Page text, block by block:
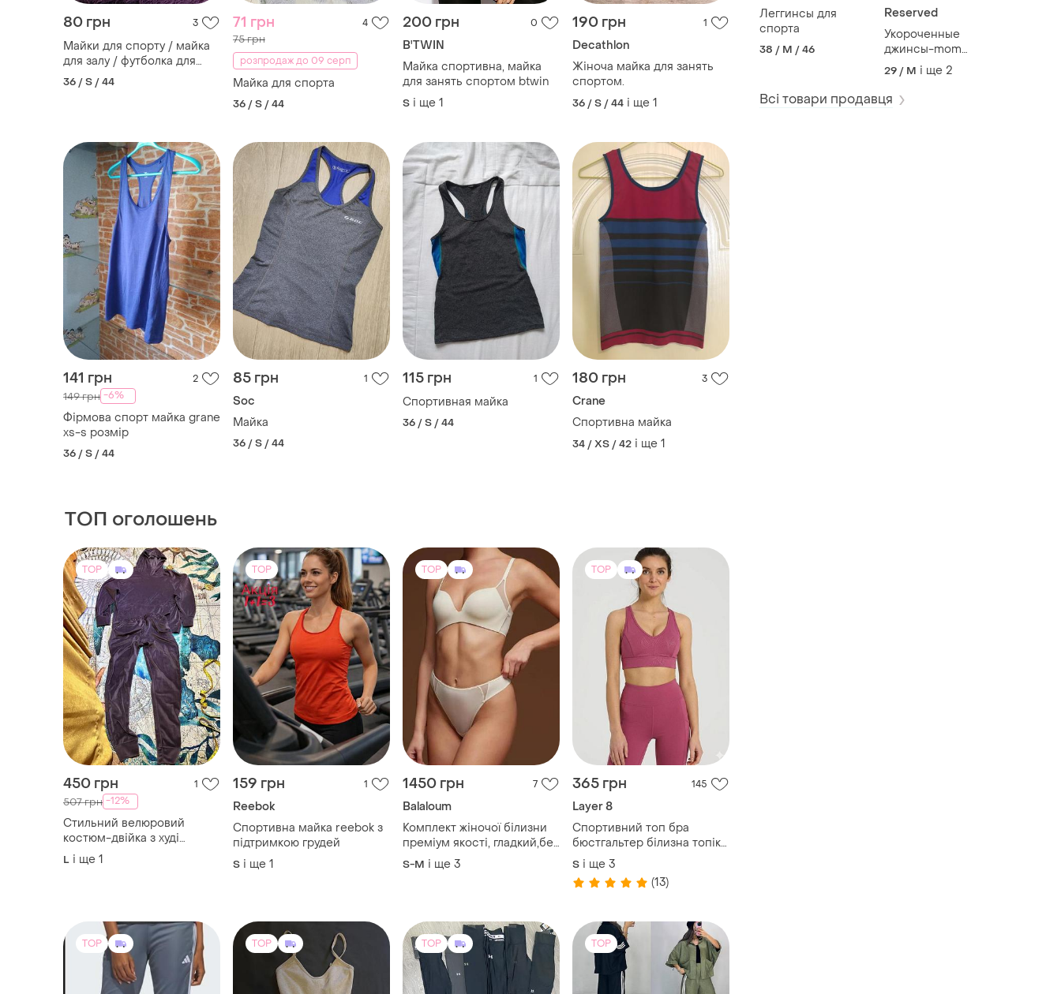
Леггинсы для
спорта
38 / M / 46
Reserved
Укороченные
джинсы-mom
reserved
29 / M і ще 2
Всі товари продавця
і ще 1 36 / S / 44 і ще 1
141 грн 2
149 грн -6%
Фірмова спорт майка grane
xs-s розмір
36 / S / 44
85 грн
Soc
Майка
36 / S / 44
115 грн 1
Спортивная майка
36 / S / 44
180 грн 3
Спортивна майка
34 / XS / 42 і ще 1
ТОП оголошень
450 грн 1
507 грн -12%
Стильний велюровий
костюм-двійка з худі
(глибокий сливово-
і ще 1
159 грн 1
Reebok
Спортивна майка reebok з
підтримкою грудей
і ще 1
1450 грн
Balaloum
Комплект жіночої білизни
преміум якості, гладкий,без
кісточки,dcmr balaloum
S-M і ще 3
365 грн 145
Layer 8
Спортивний топ бра
бюстгальтер білизна топік
базова спорт сток layer 8
і ще 3
TOP TOP TOP